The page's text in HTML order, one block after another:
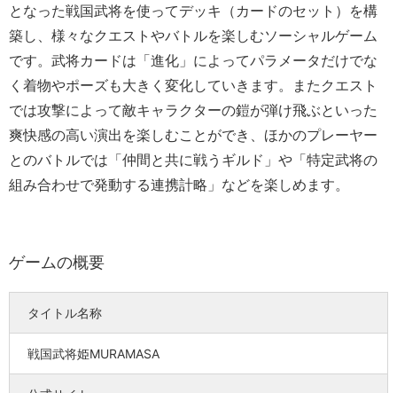
となった戦国武将を使ってデッキ（カードのセット）を構
築し、様々なクエストやバトルを楽しむソーシャルゲーム
です。武将カードは「進化」によってパラメータだけでな
く着物やポーズも大きく変化していきます。またクエスト
では攻撃によって敵キャラクターの鎧が弾け飛ぶといった
爽快感の高い演出を楽しむことができ、ほかのプレーヤー
とのバトルでは「仲間と共に戦うギルド」や「特定武将の
組み合わせで発動する連携計略」などを楽しめます。
ゲームの概要
タイトル名称
戦国武将姫MURAMASA